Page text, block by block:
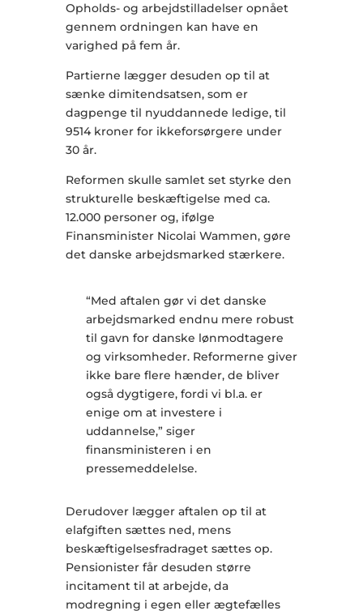
Opholds- og arbejdstilladelser opnået
gennem ordningen kan have en
varighed på fem år.
Partierne lægger desuden op til at
sænke dimitendsatsen, som er
dagpenge til nyuddannede ledige, til
9514 kroner for ikkeforsørgere under
30 år.
Reformen skulle samlet set styrke den
strukturelle beskæftigelse med ca.
12.000 personer og, ifølge
Finansminister Nicolai Wammen, gøre
det danske arbejdsmarked stærkere.
“Med aftalen gør vi det danske
arbejdsmarked endnu mere robust
til gavn for danske lønmodtagere
og virksomheder. Reformerne giver
ikke bare flere hænder, de bliver
også dygtigere, fordi vi bl.a. er
enige om at investere i
uddannelse,” siger
finansministeren i en
pressemeddelelse.
Derudover lægger aftalen op til at
elafgiften sættes ned, mens
beskæftigelsesfradraget sættes op.
Pensionister får desuden større
incitament til at arbejde, da
modregning i egen eller ægtefælles